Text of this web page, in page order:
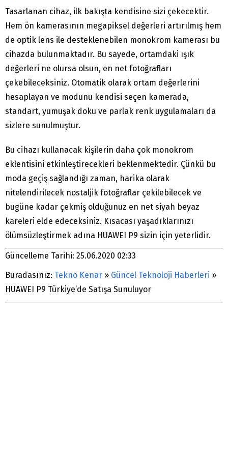
Tasarlanan cihaz, ilk bakışta kendisine sizi çekecektir.
Hem ön kamerasının megapiksel değerleri artırılmış hem
de optik lens ile desteklenebilen monokrom kamerası bu
cihazda bulunmaktadır. Bu sayede, ortamdaki ışık
değerleri ne olursa olsun, en net fotoğrafları
çekebileceksiniz. Otomatik olarak ortam değerlerini
hesaplayan ve modunu kendisi seçen kamerada,
standart, yumuşak doku ve parlak renk uygulamaları da
sizlere sunulmuştur.
Bu cihazı kullanacak kişilerin daha çok monokrom
eklentisini etkinleştirecekleri beklenmektedir. Çünkü bu
moda geçiş sağlandığı zaman, harika olarak
nitelendirilecek nostaljik fotoğraflar çekilebilecek ve
bugüne kadar çekmiş olduğunuz en net siyah beyaz
kareleri elde edeceksiniz. Kısacası yaşadıklarınızı
ölümsüzleştirmek adına HUAWEI P9 sizin için yeterlidir.
Güncelleme Tarihi: 25.06.2020 02:33
Buradasınız: Tekno Kenar » Güncel Teknoloji Haberleri »
HUAWEI P9 Türkiye’de Satışa Sunuluyor